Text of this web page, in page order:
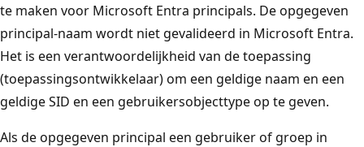
te maken voor Microsoft Entra principals. De opgegeven
principal-naam wordt niet gevalideerd in Microsoft Entra.
Het is een verantwoordelijkheid van de toepassing
(toepassingsontwikkelaar) om een geldige naam en een
geldige SID en een gebruikersobjecttype op te geven.
Als de opgegeven principal een gebruiker of groep in